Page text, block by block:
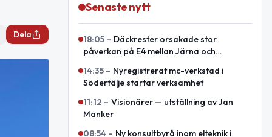
Dela
Senaste nytt
18:05 – Däckrester orsakade stor
påverkan på E4 mellan Järna och
14:35 – Nyregistrerat mc-verkstad i
Södertälje startar verksamhet
11:12 – Visionärer — utställning av Jan
Manker
08:54 – Ny konsultbyrå inom elteknik i